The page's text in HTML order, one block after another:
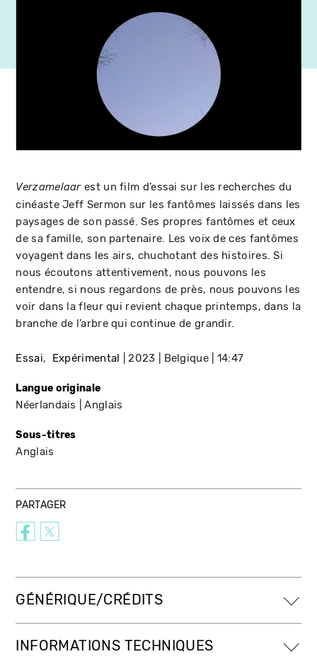
Verzamelaarest un film d’essai sur les recherches du
cinéaste Jeff Sermon sur les fantômes laissés dans les
paysages de son passé. Ses propres fantômes et ceux
de sa famille, son partenaire. Les voix de ces fantômes
voyagent dans les airs, chuchotant des histoires. Si
nous écoutons attentivement, nous pouvons les
entendre, si nous regardons de près, nous pouvons les
voir dans la fleur qui revient chaque printemps, dans la
branche de l’arbre qui continue de grandir.
Essai Expérimental 2023 Belgique 14:47
Langue originale
Néerlandais Anglais
Sous-titres
Anglais
PARTAGER
GÉNÉRIQUE/CRÉDITS
INFORMATIONS TECHNIQUES